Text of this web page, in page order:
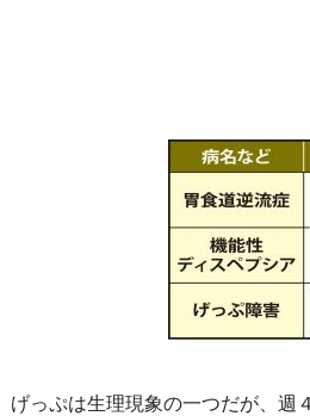
げっぷは生理現象の一つだが、週